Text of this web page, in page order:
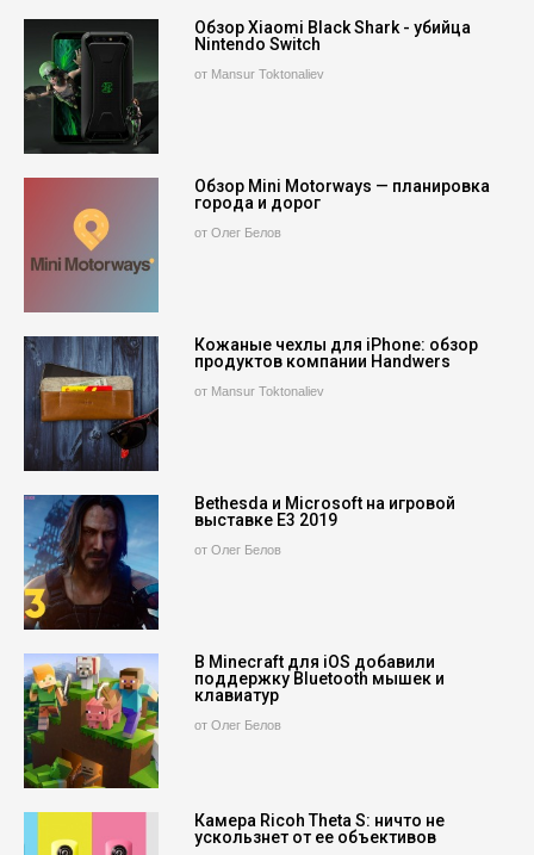
Обзор Xiaomi Black Shark - убийца
Nintendo Switch
от Mansur Toktonaliev
Обзор Mini Motorways — планировка
города и дорог
от Олег Белов
Кожаные чехлы для iPhone: обзор
продуктов компании Handwers
от Mansur Toktonaliev
Bethesda и Microsoft на игровой
выставке E3 2019
от Олег Белов
В Minecraft для iOS добавили
поддержку Bluetooth мышек и
клавиатур
от Олег Белов
Камера Ricoh Theta S: ничто не
ускользнет от ее объективов